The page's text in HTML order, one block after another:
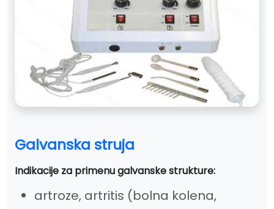
Galvanska struja
Indikacije za primenu galvanske strukture:
artroze, artritis (bolna kolena,